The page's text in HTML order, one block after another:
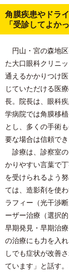
角膜疾患やドラ
「受診してよか
円山・宮の森地区
た大口眼科クリニ
通えるかかりつけ
じていただける医
長。院長は、眼科
学病院では角膜移
とし、多くの手術
要な場合は信頼で
診療は、診察室の
かりやすい言葉で
を受けられるよう
ては、造影剤を使
ラフィー（光干渉
ーザー治療（選択
早期発見・早期治
の治療にも力を入
しでも症状が改善
ています」と話す